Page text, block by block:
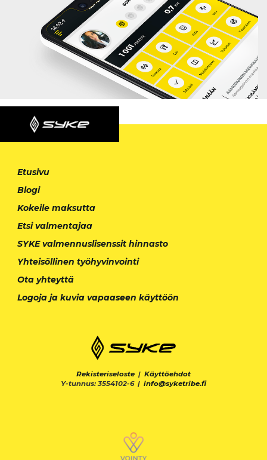
Etusivu
Blogi
Kokeile maksutta
Etsi valmentajaa
SYKE valmennuslisenssit hinnasto
Yhteisöllinen työhyvinvointi
Ota yhteyttä
Logoja ja kuvia vapaaseen käyttöön
Rekisteriseloste | Käyttöehdot
Y-tunnus: 3554102-6 | info@syketribe.fi